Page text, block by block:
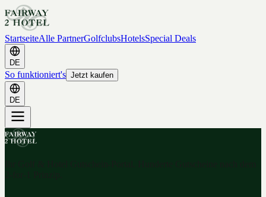
StartseiteAlle PartnerGolfclubsHotelsSpecial Deals
DE
So funktioniert's Jetzt kaufen
DE